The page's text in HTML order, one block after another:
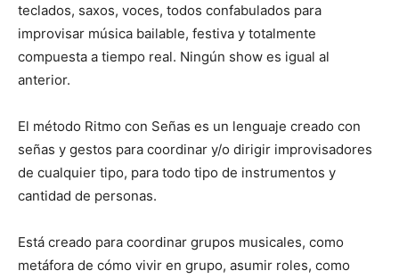
teclados, saxos, voces, todos confabulados para
improvisar música bailable, festiva y totalmente
compuesta a tiempo real. Ningún show es igual al
anterior.
El método Ritmo con Señas es un lenguaje creado con
señas y gestos para coordinar y/o dirigir improvisadores
de cualquier tipo, para todo tipo de instrumentos y
cantidad de personas.
Está creado para coordinar grupos musicales, como
metáfora de cómo vivir en grupo, asumir roles, como